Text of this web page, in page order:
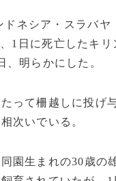
ドネシア・スラバヤ
1日に死亡したキ
、明らかにした。
って柵越しに投げ
次いでいる。
園生まれの30歳の